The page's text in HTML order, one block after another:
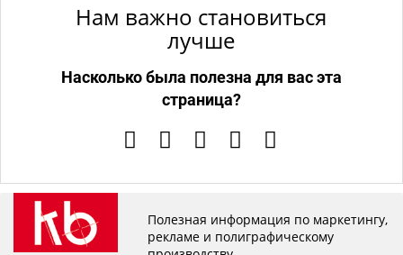
Нам важно становиться
лучше
Насколько была полезна для вас эта
страница?
Полезная информация по маркетингу,
рекламе и полиграфическому